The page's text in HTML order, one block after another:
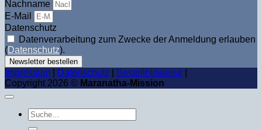
Nachname
E-Mail
Datenschutz
Datenverarbeitung zum Zwecke der Anmeldung erlauben
(Datenschutz).
Newsletter bestellen
Impressum Datenschutz Bestellhinweise
Copyright 2026 © Maranatha-Mission
Suche
nach: